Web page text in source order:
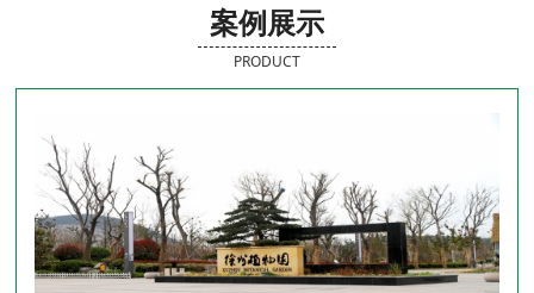
案例展示
PRODUCT